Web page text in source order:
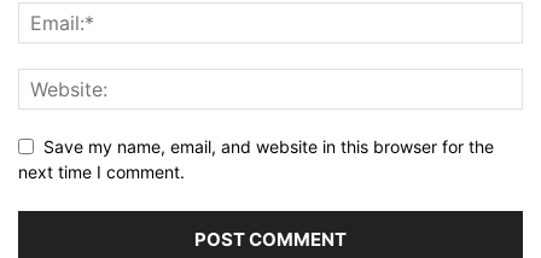
Save my name, email, and website in this browser for the
next time I comment.